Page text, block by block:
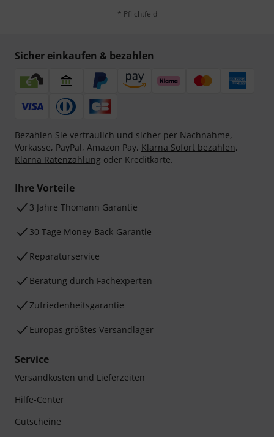
* Pflichtfeld
Sicher einkaufen & bezahlen
Bezahlen Sie vertraulich und sicher per Nachnahme,
Vorkasse, PayPal, Amazon Pay, Klarna Sofort bezahlen,
Klarna Ratenzahlung oder Kreditkarte.
Ihre Vorteile
3 Jahre Thomann Garantie
30 Tage Money-Back-Garantie
Reparaturservice
Beratung durch Fachexperten
Zufriedenheitsgarantie
Europas größtes Versandlager
Service
Versandkosten und Lieferzeiten
Hilfe-Center
Gutscheine